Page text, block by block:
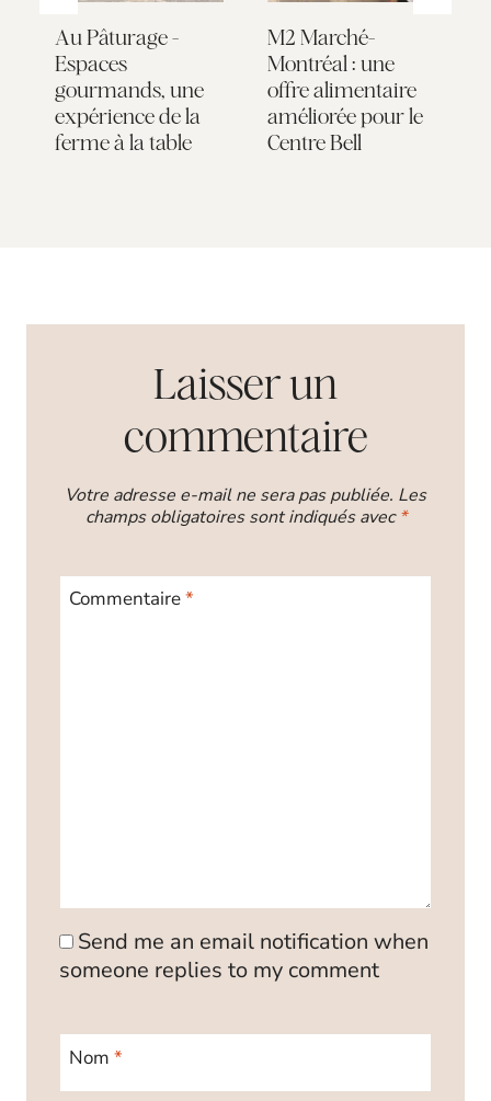
Au Pâturage -
Espaces
gourmands, une
expérience de la
ferme à la table
M2 Marché-
Montréal : une
offre alimentaire
améliorée pour le
Centre Bell
Laisser un
commentaire
Votre adresse e-mail ne sera pas publiée. Les
champs obligatoires sont indiqués avec*
Commentaire*
Send me an email notification when
someone replies to my comment
Nom *